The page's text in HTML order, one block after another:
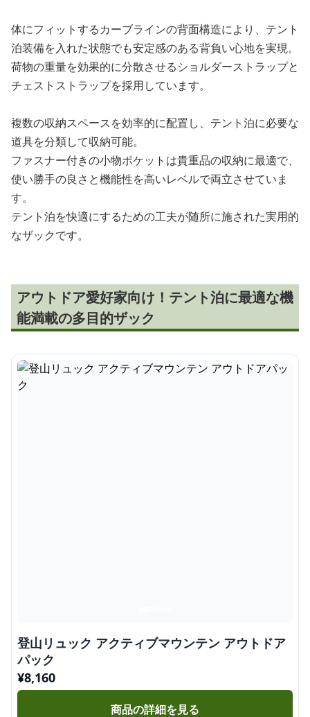
体にフィットするカーブラインの背面構造により、テント
泊装備を入れた状態でも安定感のある背負い心地を実現。
荷物の重量を効果的に分散させるショルダーストラップと
チェストストラップを採用しています。
複数の収納スペースを効率的に配置し、テント泊に必要な
道具を分類して収納可能。
ファスナー付きの小物ポケットは貴重品の収納に最適で、
使い勝手の良さと機能性を高いレベルで両立させていま
す。
テント泊を快適にするための工夫が随所に施された実用的
なザックです。
アウトドア愛好家向け！テント泊に最適な機
能満載の多目的ザック
登山リュック アクティブマウンテン アウトドア
パック
¥8,160
商品の詳細を見る